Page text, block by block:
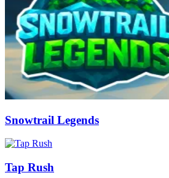
Snowtrail Legends
Tap Rush